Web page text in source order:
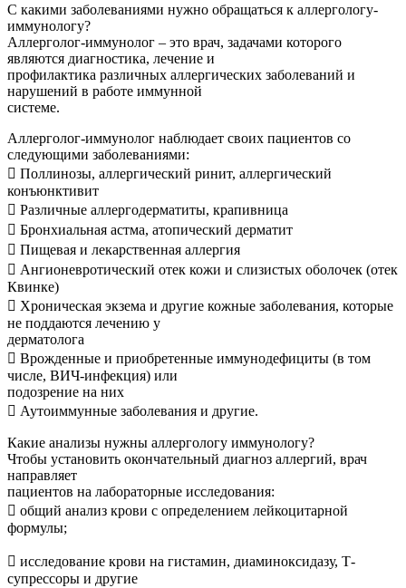
С какими заболеваниями нужно обращаться к аллергологу-
иммунологу?
Аллерголог-иммунолог – это врач, задачами которого
являются диагностика, лечение и
профилактика различных аллергических заболеваний и
нарушений в работе иммунной
системе.
Аллерголог-иммунолог наблюдает своих пациентов со
следующими заболеваниями:
 Поллинозы, аллергический ринит, аллергический
конъюнктивит
 Различные аллергодерматиты, крапивница
 Бронхиальная астма, атопический дерматит
 Пищевая и лекарственная аллергия
 Ангионевротический отек кожи и слизистых оболочек (отек
Квинке)
 Хроническая экзема и другие кожные заболевания, которые
не поддаются лечению у
дерматолога
 Врожденные и приобретенные иммунодефициты (в том
числе, ВИЧ-инфекция) или
подозрение на них
 Аутоиммунные заболевания и другие.
Какие анализы нужны аллергологу иммунологу?
Чтобы установить окончательный диагноз аллергий, врач
направляет
пациентов на лабораторные исследования:
 общий анализ крови с определением лейкоцитарной
формулы;
 исследование крови на гистамин, диаминоксидазу, Т-
супрессоры и другие